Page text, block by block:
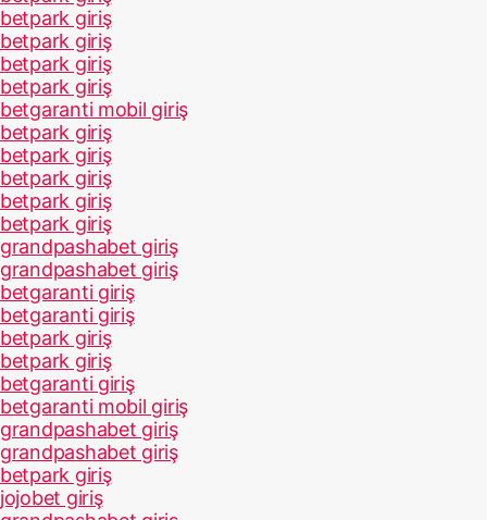
betpark giriş
betpark giriş
betpark giriş
betpark giriş
betgaranti mobil giriş
betpark giriş
betpark giriş
betpark giriş
betpark giriş
betpark giriş
grandpashabet giriş
grandpashabet giriş
betgaranti giriş
betgaranti giriş
betpark giriş
betpark giriş
betgaranti giriş
betgaranti mobil giriş
grandpashabet giriş
grandpashabet giriş
betpark giriş
jojobet giriş